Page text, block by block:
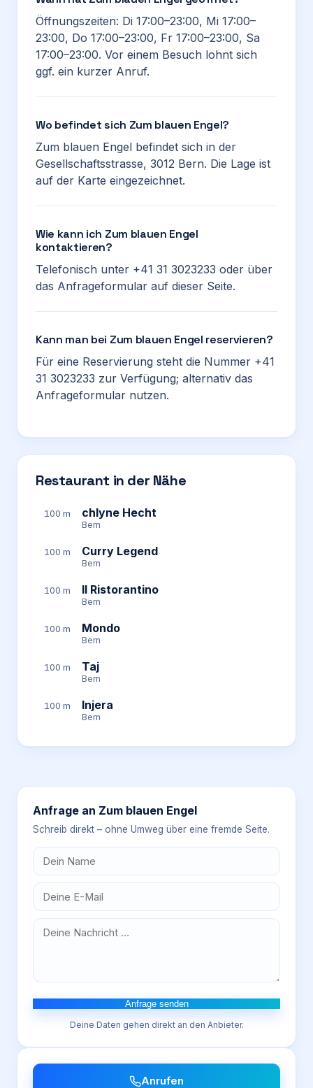
Öffnungszeiten: Di 17:00–23:00, Mi 17:00–
23:00, Do 17:00–23:00, Fr 17:00–23:00, Sa
17:00–23:00. Vor einem Besuch lohnt sich
ggf. ein kurzer Anruf.
Wo befindet sich Zum blauen Engel?
Zum blauen Engel befindet sich in der
Gesellschaftsstrasse, 3012 Bern. Die Lage ist
auf der Karte eingezeichnet.
Wie kann ich Zum blauen Engel
kontaktieren?
Telefonisch unter +41 31 3023233 oder über
das Anfrageformular auf dieser Seite.
Kann man bei Zum blauen Engel reservieren?
Für eine Reservierung steht die Nummer +41
31 3023233 zur Verfügung; alternativ das
Anfrageformular nutzen.
Restaurant in der Nähe
100 m chlyne Hecht
Bern
100 m Curry Legend
Bern
100 m Il Ristorantino
Bern
100 m Mondo
Bern
100 m Taj
Bern
100 m Injera
Bern
Anfrage an Zum blauen Engel
Schreib direkt – ohne Umweg über eine fremde Seite.
Anfrage senden
Deine Daten gehen direkt an den Anbieter.
Anrufen